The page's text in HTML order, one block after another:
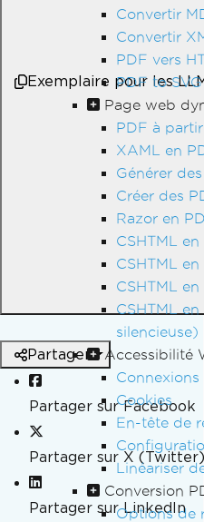
Convertir
Convertir
PDF vers
PDF to SVG
Page web
PDF à
XAML en
Générer
Créer des
Razor en
CSHTML
CSHTML
CSHTML
CSHTML
silencieuse)
Accessibilité
Cookies
En-tête de
Linéariser
Conversion
Options de
Exemplaire pour les
Partager
Partager sur Facebook
Partager sur X (Twitter)
Partager sur LinkedIn